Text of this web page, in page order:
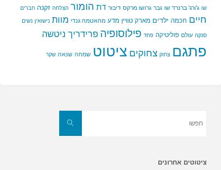
שו ג'ורג' ברנרד שו גבר גרושו מרקס דיבור דת הומור הצלחה זקנה חברים
חיים חכמה ילדים מארק טוויין מדע מהאטמה גנדי מוות נישואין נשים
סנקה עולם פוליטיקה פחד פילוסופיה פרידריך ניטשה
פתגם צחוק צחוקים ציטוט שמחה שנאה שקר
חפשו
ציטוטים אחרונים